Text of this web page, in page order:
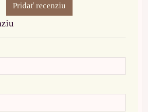
Pridať recenziu